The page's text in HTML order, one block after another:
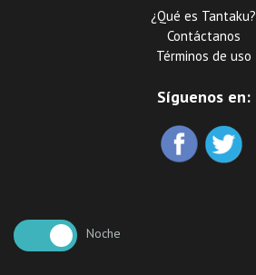
¿Qué es Tantaku?
Contáctanos
Términos de uso
Síguenos en:
Noche